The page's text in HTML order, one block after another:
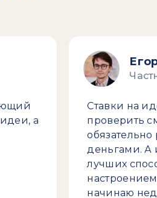
а
Ставки на
проверить
деньгами. А
лучших
начинаю